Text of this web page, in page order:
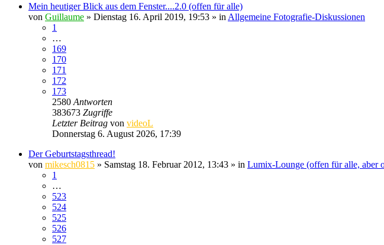
Mein heutiger Blick aus dem Fenster....2.0 (offen für alle)
von Guillaume » Dienstag 16. April 2019, 19:53 » in Allgemeine Fotografie-Diskussionen
1
…
169
170
171
172
173
2580 Antworten
383673 Zugriffe
Letzter Beitrag von videoL
Donnerstag 6. August 2026, 17:39
Der Geburtstagsthread!
von mikesch0815 » Samstag 18. Februar 2012, 13:43 » in Lumix-Lounge (offen für alle, aber
1
…
523
524
525
526
527